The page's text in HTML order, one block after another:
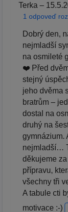
Terka –
1 odpoveď
Dobrý den,
nejmladší
na osmileté
❤️ Před
stejný
jeho dvěma
bratrům –
dostal na
druhý na
gymnázium.
nejmladší…
děkujeme
přípravu,
všechny tři
A tabule cti
motivace :-)